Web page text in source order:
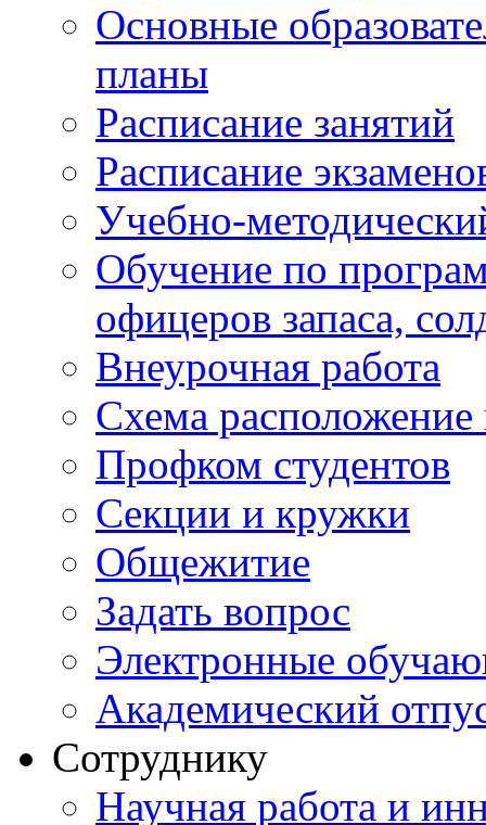
Основные
планы
Расписание занятий
Расписание
Учебно-
Обучение по
офицеров запаса,
Внеурочная работа
Схема расположение
Профком студентов
Секции и кружки
Общежитие
Задать вопрос
Электронные
Академический
Сотруднику
Научная работа и